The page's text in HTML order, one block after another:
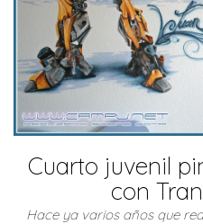
Cuarto juvenil
con
Hace ya varios años que